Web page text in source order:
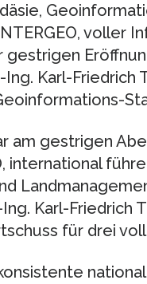
voller
gestrigen
Karl-Friedrich
am gestrigen
international
Karl-Friedrich
für drei